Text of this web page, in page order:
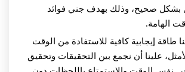
بشكل صحيح، وذلك بهدف جني فوائد
الهامة.
طاقة إيجابية كافية للاستفادة من الوقت
علينا أن نجمع بين التحقيقات وتحقيق